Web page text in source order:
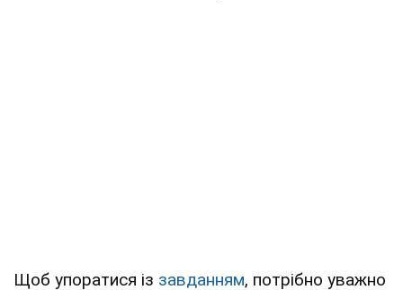
Щоб упоратися із завданням, потрібно уважно